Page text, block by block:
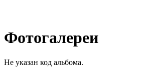
Фотогалереи
Не указан код альбома.